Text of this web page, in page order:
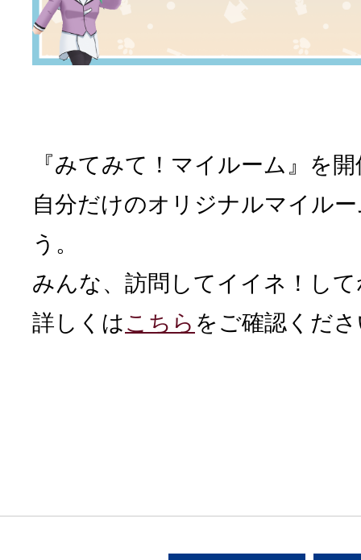
『みてみて！マイルーム』を
自分だけのオリジナルマイル
う。
みんな、訪問してイイネ！し
詳しくはこちら をご確認くだ